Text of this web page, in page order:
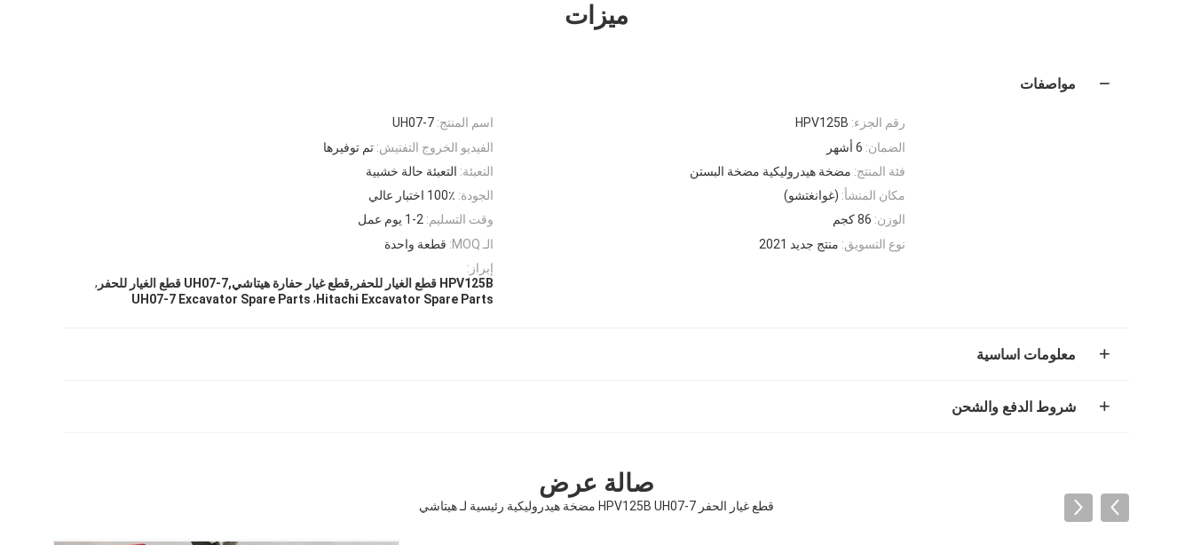
ميزات
مواصفات
اسم المنتج: UH07-7 رقم الجزء: HPV125B
الفيديو الخروج التفتيش: تم توفيرها الضمان: 6 أشهر
التعبئة: التعبئة حالة خشبية فئة المنتج: مضخة هيدروليكية مضخة البستن
الجودة: 100٪ اختبار عالي مكان المنشأ: (غوانغتشو)
وقت التسليم: 1-2 يوم عمل الوزن: 86 كجم
الـ MOQ:
قطعة واحدة نوع التسويق: منتج جديد 2021
إبراز:
HPV125B قطع الغيار للحفر,قطع غيار حفارة هيتاشي,UH07-7 قطع الغيار للحفر
,
Hitachi Excavator Spare Parts
,
UH07-7 Excavator Spare Parts
معلومات اساسية
شروط الدفع والشحن
صالة عرض
قطع غيار الحفر HPV125B UH07-7 مضخة هيدروليكية رئيسية لـ هيتاشي